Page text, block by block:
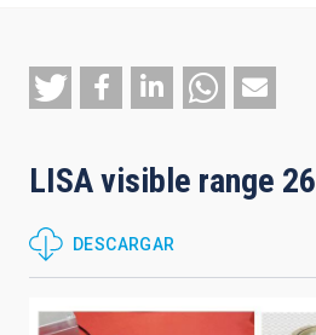
ayuda
a
navegación
LISA visible range 26
DESCARGAR